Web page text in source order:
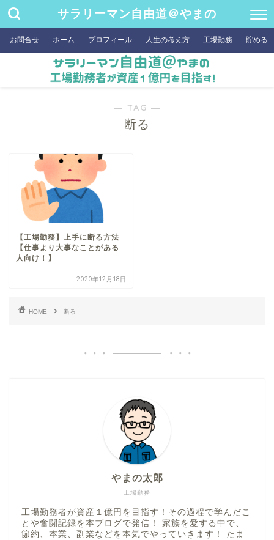
サラリーマン自由道＠やまの
お問合せ ホーム プロフィール 人生の考え方 工場勤務 貯める
― TAG ―
断る
【工場勤務】上手に断る方法
【仕事より大事なことがある
人向け！】
2020年12月18日
HOME 断る
工場勤務
やまの太郎
工場勤務者が資産１億円を目指す！その過程で学んだこ
とや奮闘記録を本ブログで発信！ 家族を愛する中で、
節約、本業、副業などを本気でやっていきます！ たま